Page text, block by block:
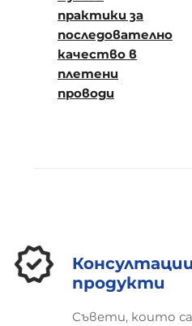
практики за
последователно
качество в
плетени
проводи
продукти
Съвети, които